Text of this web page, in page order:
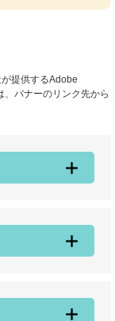
提供するAdobe
バナーのリンク先から